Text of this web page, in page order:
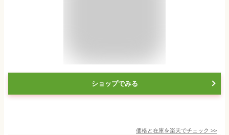
ショップでみる
価格と在庫を楽天でチェック >>